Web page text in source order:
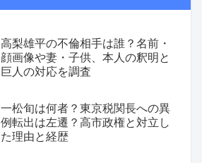
高梨雄平の不倫相手は誰？名前・
顔画像や妻・子供、本人の釈明と
巨人の対応を調査
一松旬は何者？東京税関長への異
例転出は左遷？高市政権と対立し
た理由と経歴